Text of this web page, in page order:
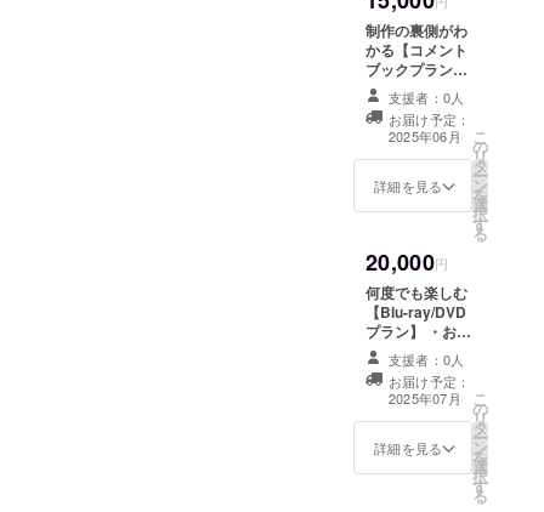
メインビジュア
ルを使用したス
テッカーとなる
予定です。 商品
サイズ：最大
6cm×8cm （予
定） ・先行視聴
URL ・未公
開/NGシーン特
別総集編視聴
URL ・ブロマイ
枚数：3枚 ・オ
リジナルフォト
ブック/24p（予
定）
制作の裏側がわ
かる【コメント
ブックプラン】
・お礼のお手紙
・メディアアー
トゼミ展示会/卒
業制作展案内 開
催地：未定（御
茶ノ水近郊） 詳
ト メインビジュ
アルを使用した
ステッカーとな
る予定です。 商
品サイズ：最大
6cm×8cm （予
定） ・先行視聴
URL ・未公
開/NGシーン特
別総集編視聴
URL ・ブロマイ
ドセット お届け
支援者：0人
お届け予定：
2025年06月
詳細を見る
こ
の
リ
タ
ー
ン
を
選
択
す
る
20,000円
何度でも楽しむ
【Blu-ray/DVD
プラン】 ・お礼
のお手紙 ・メ
ディアアートゼ
ミ展示会/卒業制
作展案内 開催
地：未定（御茶
ノ水近郊） 詳細
支援者：0人
お届け予定：
2025年07月
詳細を見る
こ
の
リ
タ
ー
ン
を
選
択
す
る